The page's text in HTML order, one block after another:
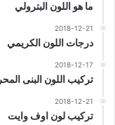
ما هو اللون البترولي
2018-12-21
درجات اللون الكريمي
2018-12-17
تركيب اللون البنى
2018-12-21
تركيب لون اوف وايت